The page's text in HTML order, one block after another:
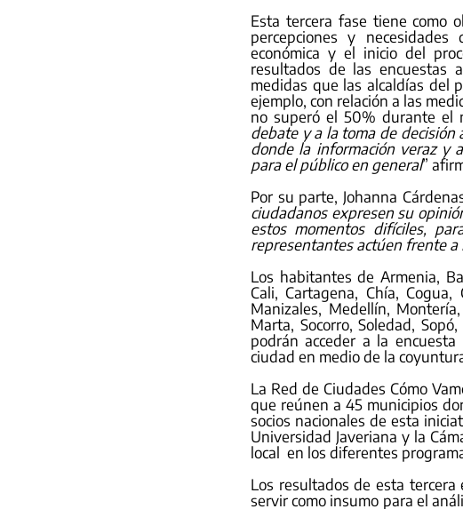
Esta tercera fase tiene como
percepciones y
económica y el inicio del
resultados de las encuestas
medidas que las alcaldías del
ejemplo, con relación a las
no superó el 50% durante el
debate y a la toma de decisión
donde la información veraz y
para el público en general”
Por su parte, Johanna
ciudadanos expresen su
estos momentos difíciles,
representantes actúen frente
Los habitantes de Armenia,
Cali, Cartagena, Chía, Cogua,
Manizales, Medellín,
Marta, Socorro, Soledad,
podrán acceder a la
ciudad en medio de la
La Red de Ciudades Cómo
que reúnen a 45 municipios
socios nacionales de esta
Universidad Javeriana y la
local  en los diferentes
Los resultados de esta
servir como insumo para el